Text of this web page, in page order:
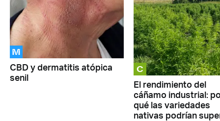
M
CBD y dermatitis atópica
senil
C
El rendimiento del
cáñamo industrial:
qué las variedades
nativas podrían